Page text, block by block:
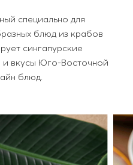
специально для
блюд из крабов
сингапурские
и вкусы Юго-Восточной
блюд.